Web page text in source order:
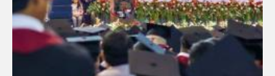
Logra STPS la generación de empleo
con más de 6 mil 900 colocaciones en
Tamaulipas
Anunciaron Gobierno Municipal,
PROFECO y CANACO: Feria de Regreso a
Clases 2026